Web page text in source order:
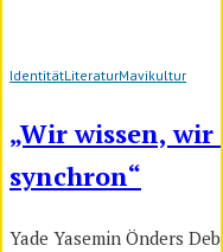
IdentitätLiteraturMavikultur
„Wir wissen,
synchron“
Yade Yasemin Önders